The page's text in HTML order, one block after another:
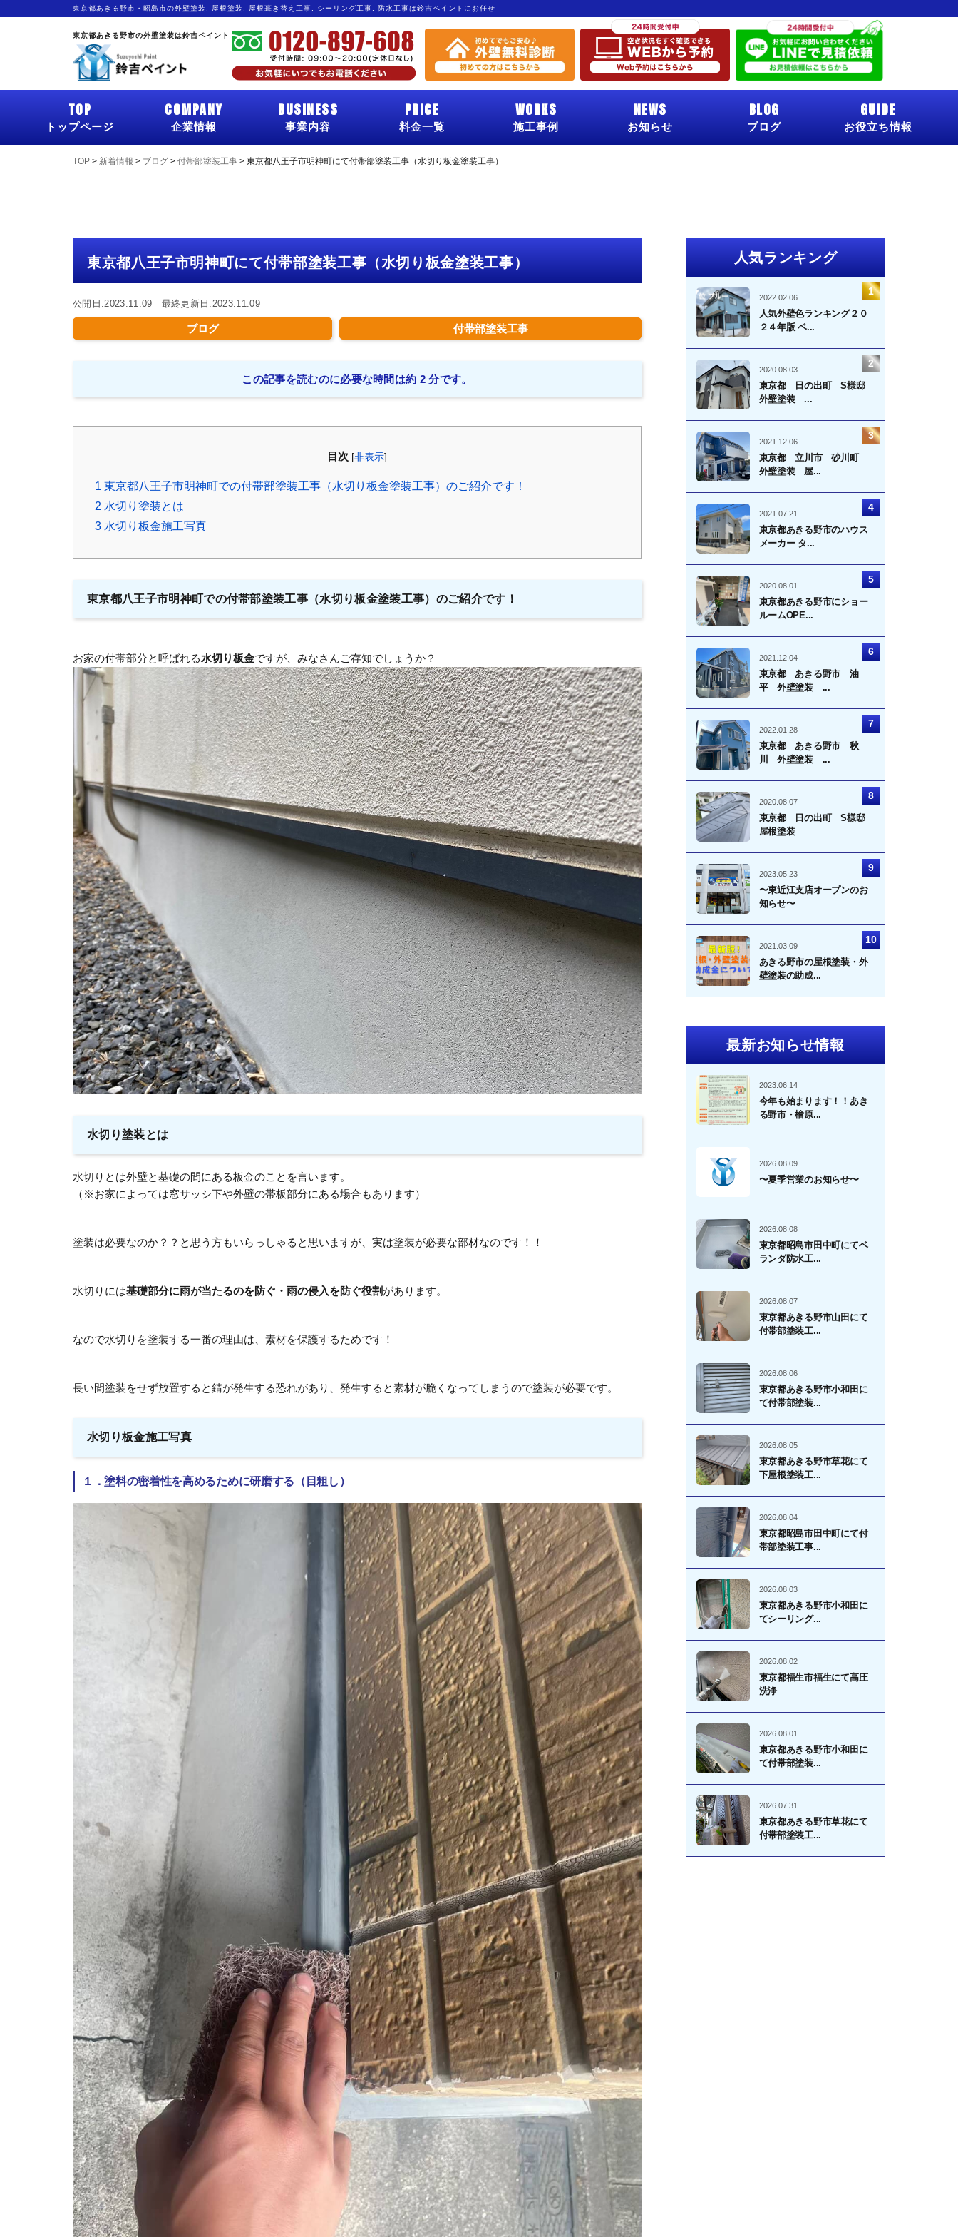
東京都あきる野市・昭島市の外壁塗装, 屋根塗装, 屋根葺き替え工事, シーリング工事, 防水工事は鈴吉ペイントにお任せ
東京都あきる野市の外壁塗装は鈴吉ペイント
TOP
トップページ
COMPANY
企業情報
BUSINESS
事業内容
PRICE
料金一覧
WORKS
施工事例
NEWS
お知らせ
BLOG
ブログ
GUIDE
お役立ち情報
TOP > 新着情報 > ブログ > 付帯部塗装工事 > 東京都八王子市明神町にて付帯部塗装工事（水切り板金塗装工事）
東京都八王子市明神町にて付帯部塗装工事（水切り板金塗装工事）
公開日:2023.11.09 最終更新日:2023.11.09
ブログ 付帯部塗装工事
この記事を読むのに必要な時間は約 2 分です。
目次 [非表示]
1 東京都八王子市明神町での付帯部塗装工事（水切り板金塗装工事）のご紹介です！
2 水切り塗装とは
3 水切り板金施工写真
東京都八王子市明神町での付帯部塗装工事（水切り板金塗装工事）のご紹介です！
お家の付帯部分と呼ばれる水切り板金ですが、みなさんご存知でしょうか？
水切り塗装とは
水切りとは外壁と基礎の間にある板金のことを言います。
（※お家によっては窓サッシ下や外壁の帯板部分にある場合もあります）
塗装は必要なのか？？と思う方もいらっしゃると思いますが、実は塗装が必要な部材なのです！！
水切りには基礎部分に雨が当たるのを防ぐ・雨の侵入を防ぐ役割があります。
なので水切りを塗装する一番の理由は、素材を保護するためです！
長い間塗装をせず放置すると錆が発生する恐れがあり、発生すると素材が脆くなってしまうので塗装が必要です。
水切り板金施工写真
１．塗料の密着性を高めるために研磨する（目粗し）
人気ランキング
2022.02.06
人気外壁色ランキング２０
２４年版 ベ...
2020.08.03
東京都 日の出町 S様邸
外壁塗装 ...
2021.12.06
東京都 立川市 砂川町
外壁塗装 屋...
2021.07.21
東京都あきる野市のハウス
メーカー タ...
2020.08.01
東京都あきる野市にショー
ルームOPE...
2021.12.04
東京都 あきる野市 油
平 外壁塗装 ...
2022.01.28
東京都 あきる野市 秋
川 外壁塗装 ...
2020.08.07
東京都 日の出町 S様邸
屋根塗装
2023.05.23
〜東近江支店オープンのお
知らせ〜
2021.03.09
あきる野市の屋根塗装・外
壁塗装の助成...
最新お知らせ情報
2023.06.14
今年も始まります！！あき
る野市・檜原...
2026.08.09
〜夏季営業のお知らせ〜
2026.08.08
東京都昭島市田中町にてベ
ランダ防水工...
2026.08.07
東京都あきる野市山田にて
付帯部塗装工...
2026.08.06
東京都あきる野市小和田に
て付帯部塗装...
2026.08.05
東京都あきる野市草花にて
下屋根塗装工...
2026.08.04
東京都昭島市田中町にて付
帯部塗装工事...
2026.08.03
東京都あきる野市小和田に
てシーリング...
2026.08.02
東京都福生市福生にて高圧
洗浄
2026.08.01
東京都あきる野市小和田に
て付帯部塗装...
2026.07.31
東京都あきる野市草花にて
付帯部塗装工...